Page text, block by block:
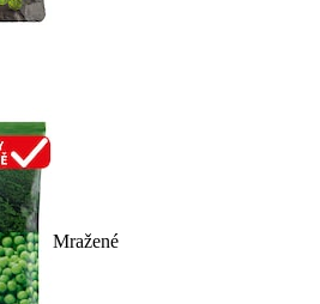
Mražené